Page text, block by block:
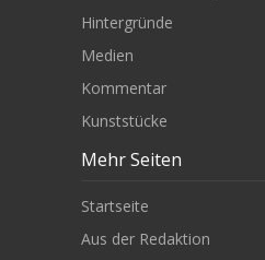
Hintergründe
Medien
Kommentar
Kunststücke
Mehr Seiten
Startseite
Aus der Redaktion